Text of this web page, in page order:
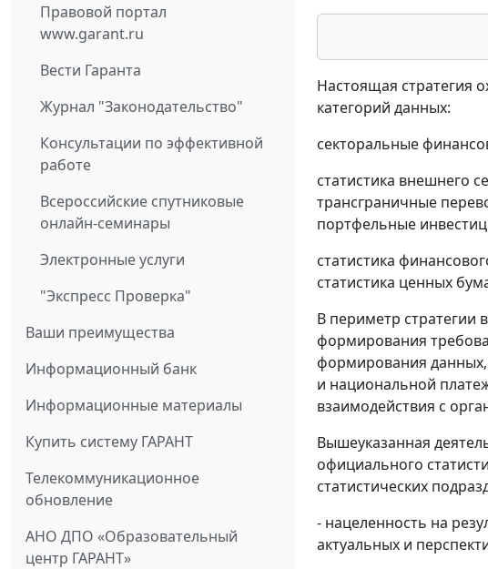
Правовой портал
www.garant.ru
Вести Гаранта
Журнал "Законодательство"
Консультации по эффективной
работе
Всероссийские спутниковые
онлайн-семинары
Электронные услуги
"Экспресс Проверка"
Ваши преимущества
Информационный банк
Информационные материалы
Купить систему ГАРАНТ
Телекоммуникационное
обновление
АНО ДПО «Образовательный
центр ГАРАНТ»
Настоящая стратегия
категорий данных:
секторальные
статистика внешнего
трансграничные
портфельные
статистика
статистика ценных
В периметр стратегии
формирования
формирования данных,
и национальной
взаимодействия с
Вышеуказанная
официального
статистических
- нацеленность на
актуальных и